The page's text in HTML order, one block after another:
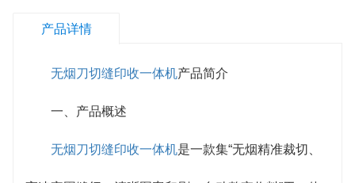
更换成本大幅降低。
2. 全流程一体化，产能大幅跃升：将裁切、缝
纫、印刷、收料四大工序高度集成，无需人工转运半
成品，生产流程显著缩短。配备智能连续送料系统与
产品详情
无烟刀切缝印收一体机产品简介
一、产品概述
无烟刀切缝印收一体机是一款集“无烟精准裁切、